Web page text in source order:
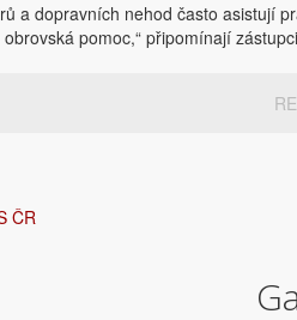
a dopravních nehod často asistují
pomoc,“ připomínají
ČR